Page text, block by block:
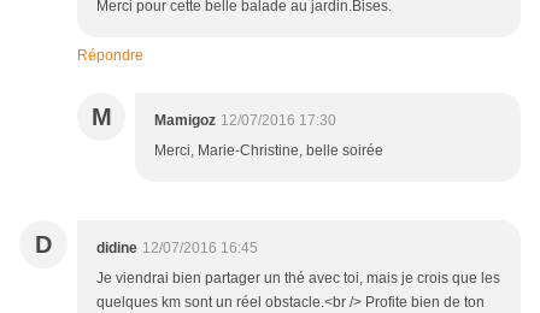
Merci pour cette belle balade au jardin.Bises.
Répondre
M Mamigoz 12/07/2016 17:30
Merci, Marie-Christine, belle soirée
D didine 12/07/2016 16:45
Je viendrai bien partager un thé avec toi, mais je crois que les
quelques km sont un réel obstacle.<br /> Profite bien de ton